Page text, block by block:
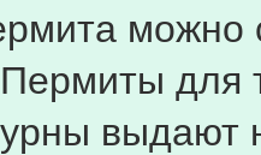
можно
для
выдают